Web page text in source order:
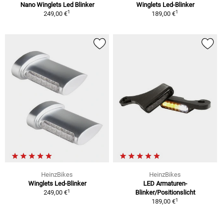
Nano Winglets Led Blinker
249,00 €1
Winglets Led-Blinker
189,00 €1
HeinzBikes
Winglets Led-Blinker
249,00 €1
HeinzBikes
LED Armaturen-
Blinker/Positionslicht
189,00 €1